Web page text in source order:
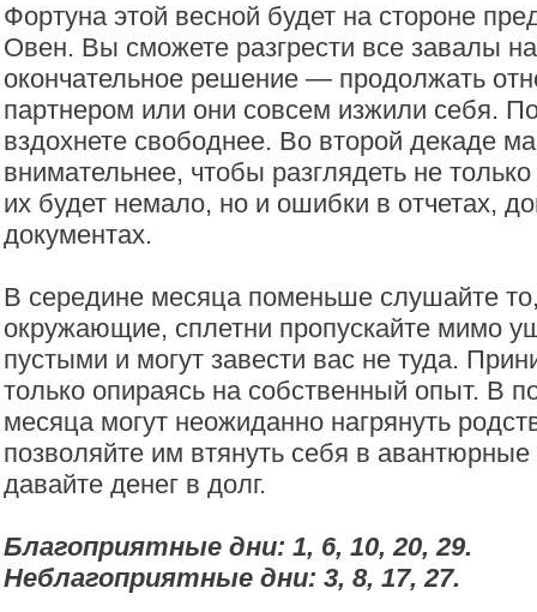
Фортуна этой весной будет на стороне
Овен. Вы сможете разгрести все завалы
окончательное решение — продолжать
партнером или они совсем изжили себя.
вздохнете свободнее. Во второй декаде
внимательнее, чтобы разглядеть не
их будет немало, но и ошибки в отчетах,
документах.
В середине месяца поменьше слушайте то,
окружающие, сплетни пропускайте мимо
пустыми и могут завести вас не туда.
только опираясь на собственный опыт. В
месяца могут неожиданно нагрянуть
позволяйте им втянуть себя в
давайте денег в долг.
Благоприятные дни: 1, 6, 10, 20, 29.
Неблагоприятные дни: 3, 8, 17, 27.